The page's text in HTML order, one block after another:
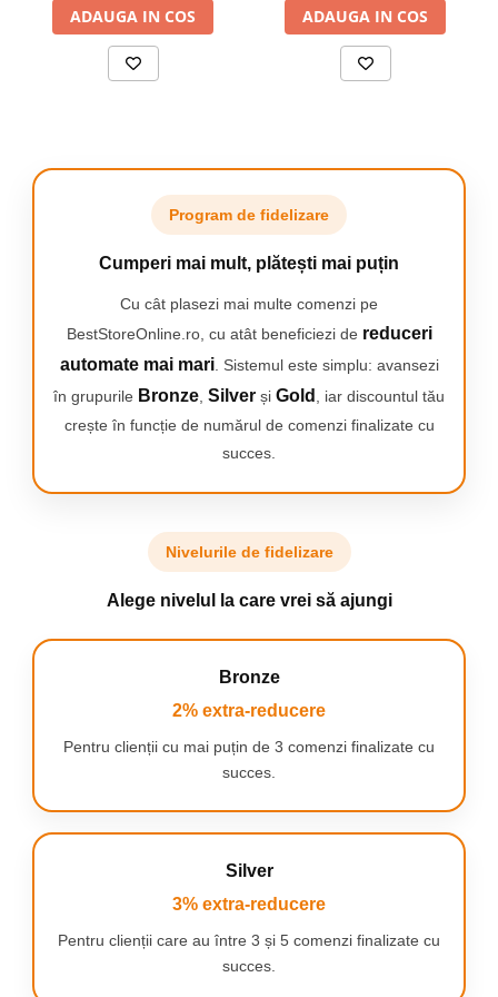
LENOVOa conceput aceste căști pentru a satisface
confort și fiabilitate. Fie că sunteți la sală,
călătorești sau doar că faci drum prin oraș, Lenovo
HT38 sunt căști care vor ține mereu pasul cu tine.
Listele de redare, cărțile audio sau podcasturile
talesună grozav,datorită basului profund și a
tonurilor echilibrate care te ridică deasupra
cotidianului.
Aplicații versatile
Sunt perfecte pentru orice situație – ciclism, mers
ADAUGA IN COS
Incarcare rapida, Sunet HD,
Negru
ADAUGA IN COS
Program de fidelizare
Cumperi mai mult, plătești mai puțin
Cu cât plasezi mai multe comenzi pe
BestStoreOnline.ro, cu atât beneficiezi de reduceri
automate mai mari. Sistemul este simplu: avansezi
în grupurile Bronze Silver și Gold
, iar discountul tău
crește în funcție de numărul de comenzi finalizate cu
succes.
Nivelurile de fidelizare
Alege nivelul la care vrei să ajungi
Bronze
2% extra-reducere
Pentru clienții cu mai puțin de 3 comenzi finalizate cu
succes.
Silver
3% extra-reducere
Pentru clienții care au între 3 și 5 comenzi finalizate cu
succes.